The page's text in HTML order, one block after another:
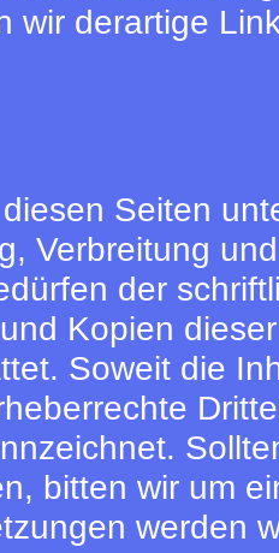
wir derartige
Seiten
Verbreitung
der
Kopien
Soweit die
bitten wir um
werden